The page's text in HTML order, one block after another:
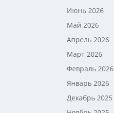
Июнь 2026
Май 2026
Апрель 2026
Март 2026
Февраль 2026
Январь 2026
Декабрь 2025